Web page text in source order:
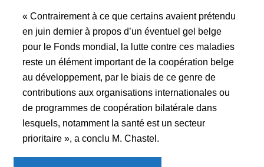
« Contrairement à ce que certains avaient prétendu
en juin dernier à propos d’un éventuel gel belge
pour le Fonds mondial, la lutte contre ces maladies
reste un élément important de la coopération belge
au développement, par le biais de ce genre de
contributions aux organisations internationales ou
de programmes de coopération bilatérale dans
lesquels, notamment la santé est un secteur
prioritaire », a conclu M. Chastel.